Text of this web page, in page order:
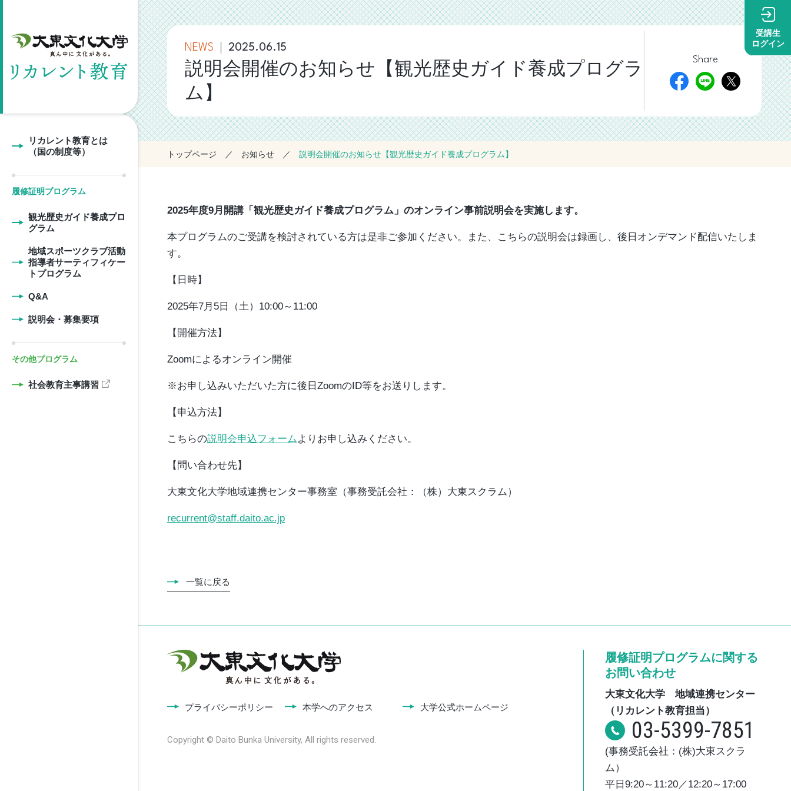
リカレント教育とは
（国の制度等）
履修証明プログラム
観光歴史ガイド養成プロ
グラム
地域スポーツクラブ活動
指導者サーティフィケー
トプログラム
Q&A
説明会・募集要項
その他プログラム
社会教育主事講習
受講生
ログイン
NEWS 2025.06.15
説明会開催のお知らせ【観光歴史ガイド養成プログラ
ム】
Share
トップページ お知らせ 説明会開催のお知らせ【観光歴史ガイド養成プログラム】
2025年度9月開講「観光歴史ガイド養成プログラム」のオンライン事前説明会を実施します。
本プログラムのご受講を検討されている方は是非ご参加ください。また、こちらの説明会は録画し、後日オンデマンド配信いたしま
す。
【日時】
2025年7月5日（土）10:00～11:00
【開催方法】
Zoomによるオンライン開催
※お申し込みいただいた方に後日ZoomのID等をお送りします。
【申込方法】
こちらの説明会申込フォームよりお申し込みください。
【問い合わせ先】
大東文化大学地域連携センター事務室（事務受託会社：（株）大東スクラム）
recurrent@staff.daito.ac.jp
一覧に戻る
プライバシーポリシー 本学へのアクセス 大学公式ホームページ
Copyright © Daito Bunka University, All rights reserved.
履修証明プログラムに関する
お問い合わせ
大東文化大学 地域連携センター
（リカレント教育担当）
03-5399-7851
(事務受託会社：(株)大東スクラ
ム）
平日9:20～11:20／12:20～17:00